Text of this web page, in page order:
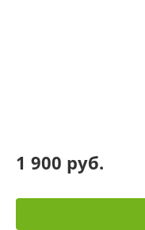
1 900 руб.